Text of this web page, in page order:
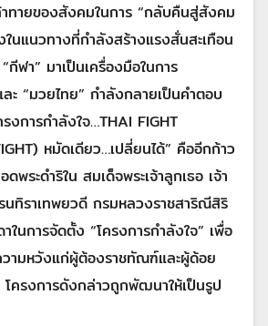
ทายของสังคมในการ “กลับคืนสู่สังคม
นแนวทางที่กำลังสร้างแรงสั่นสะเทือน
กีฬา” มาเป็นเครื่องมือในการ
ะ “มวยไทย” กำลังกลายเป็นคำตอบ
การกำลังใจ…THAI FIGHT
หมัดเดียว…เปลี่ยนได้” คืออีกก้าว
ระดำริใน สมเด็จพระเจ้าลูกเธอ เจ้า
นทิราเทพยวดี กรมหลวงราชสาริณีสิริ
ในการจัดตั้ง “โครงการกำลังใจ” เพื่อ
วามหวังแก่ผู้ต้องราชทัณฑ์และผู้ด้อย
โครงการดังกล่าวถูกพัฒนาให้เป็นรูป